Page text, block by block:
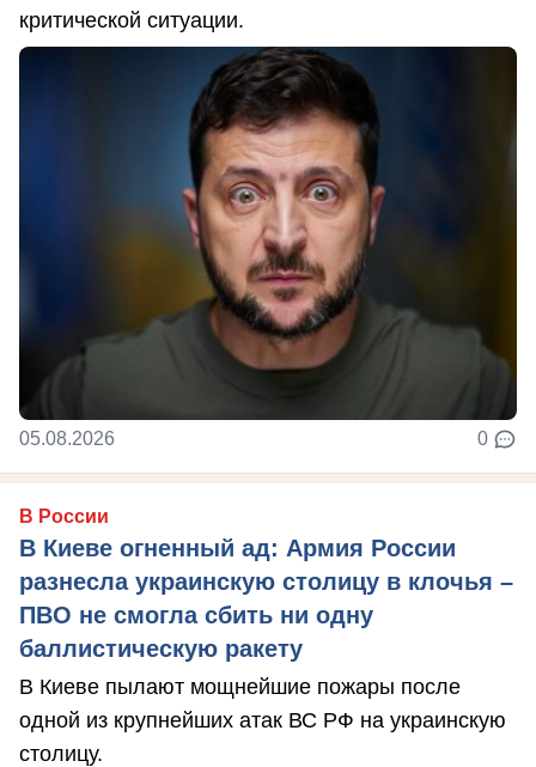
критической ситуации.
05.08.2026 0
В России
В Киеве огненный ад: Армия России
разнесла украинскую столицу в клочья –
ПВО не смогла сбить ни одну
баллистическую ракету
В Киеве пылают мощнейшие пожары после
одной из крупнейших атак ВС РФ на украинскую
столицу.